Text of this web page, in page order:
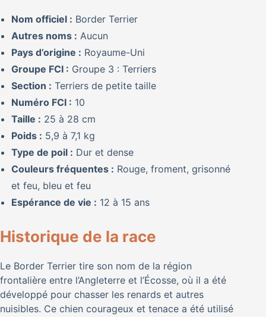
Nom officiel : Border Terrier
Autres noms : Aucun
Pays d’origine : Royaume-Uni
Groupe FCI : Groupe 3 : Terriers
Section : Terriers de petite taille
Numéro FCI : 10
Taille : 25 à 28 cm
Poids : 5,9 à 7,1 kg
Type de poil : Dur et dense
Couleurs fréquentes : Rouge, froment, grisonné
et feu, bleu et feu
Espérance de vie : 12 à 15 ans
Historique de la race
Le Border Terrier tire son nom de la région
frontalière entre l’Angleterre et l’Écosse, où il a été
développé pour chasser les renards et autres
nuisibles. Ce chien courageux et tenace a été utilisé